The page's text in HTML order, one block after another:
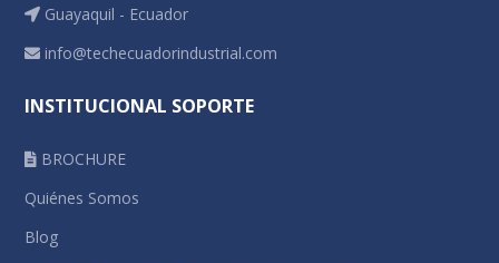
Guayaquil - Ecuador
info@techecuadorindustrial.com
INSTITUCIONAL SOPORTE
BROCHURE
Quiénes Somos
Blog